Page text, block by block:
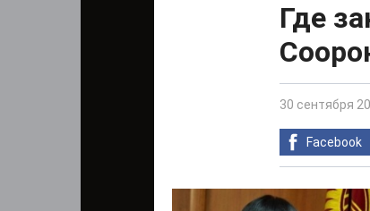
Где
30 сентября
Facebook